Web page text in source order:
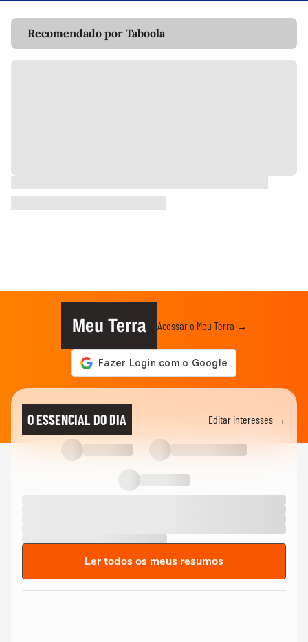
Recomendado por Taboola
Meu Terra Acessar o Meu Terra →
O ESSENCIAL DO DIA Editar interesses →
Ler todos os meus resumos